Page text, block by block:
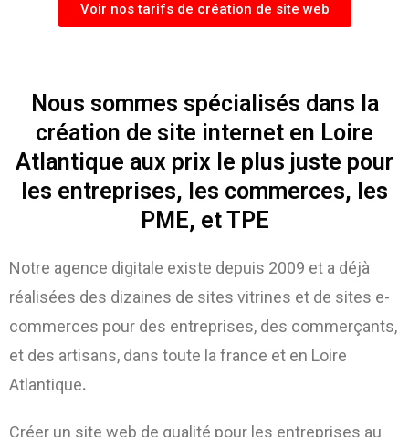
Voir nos tarifs de création de site web
Nous sommes spécialisés dans la
création de site internet en Loire
Atlantique aux prix le plus juste pour
les entreprises, les commerces, les
PME, et TPE
Notre agence digitale existe depuis 2009 et a déjà
réalisées des dizaines de sites vitrines et de sites e-
commerces pour des entreprises, des commerçants,
et des artisans, dans toute la france et en Loire
Atlantique.
Créer un site web de qualité pour les entreprises au